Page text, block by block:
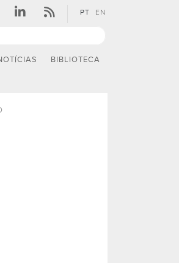
PT EN
BIBLIOTECA